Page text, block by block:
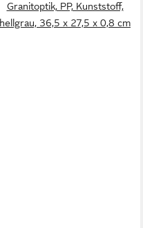
Granitoptik, PP, Kunststoff,
hellgrau, 36,5 x 27,5 x 0,8 cm